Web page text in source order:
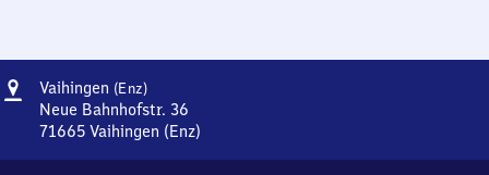
Adresse
Vaihingen (Enz)Vaihingen
(Enz)
Neue Bahnhofstr. 36
71665 Vaihingen (Enz)